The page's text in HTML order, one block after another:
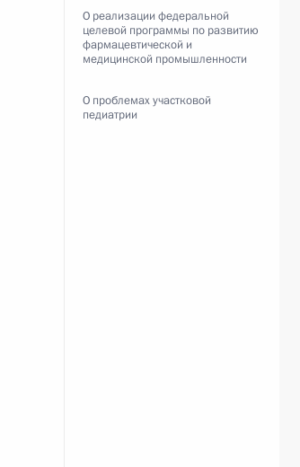
1
О реализации федеральной
целевой программы по развитию
фармацевтической и
медицинской промышленности
О проблемах участковой
педиатрии